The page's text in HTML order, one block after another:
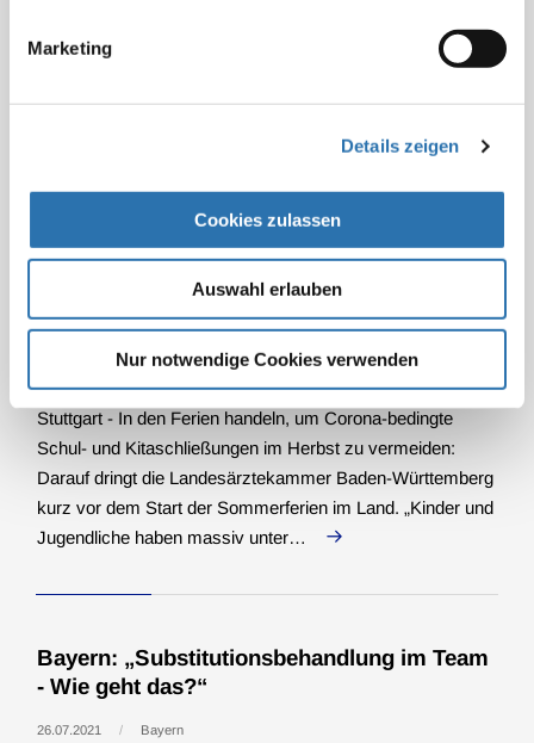
Marketing
Details zeigen
Cookies zulassen
Auswahl erlauben
Nur notwendige Cookies verwenden
Dresden - Die Sächsische Landesärztekammer spendet
100.000 EUR an vom Hochwasser betroffene Ärzte unter
verheerenden Hochwasser getroffen. Viele…
handeln, Schulschließungen im Herbst
vermeiden
Baden-Württemberg
Stuttgart - In den Ferien handeln, um Corona-bedingte
Schul- und Kitaschließungen im Herbst zu vermeiden:
Darauf dringt die Landesärztekammer Baden-Württemberg
kurz vor dem Start der Sommerferien im Land. „Kinder und
Jugendliche haben massiv unter…
Bayern: „Substitutionsbehandlung im Team
- Wie geht das?“
26.07.2021 Bayern